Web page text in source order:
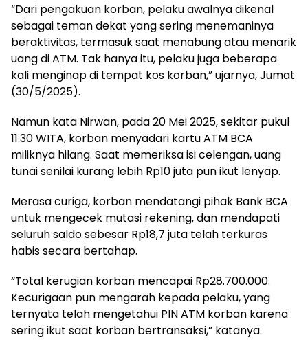
“Dari pengakuan korban, pelaku awalnya dikenal
sebagai teman dekat yang sering menemaninya
beraktivitas, termasuk saat menabung atau menarik
uang di ATM. Tak hanya itu, pelaku juga beberapa
kali menginap di tempat kos korban,” ujarnya, Jumat
(30/5/2025).
Namun kata Nirwan, pada 20 Mei 2025, sekitar pukul
11.30 WITA, korban menyadari kartu ATM BCA
miliknya hilang. Saat memeriksa isi celengan, uang
tunai senilai kurang lebih Rp10 juta pun ikut lenyap.
Merasa curiga, korban mendatangi pihak Bank BCA
untuk mengecek mutasi rekening, dan mendapati
seluruh saldo sebesar Rp18,7 juta telah terkuras
habis secara bertahap.
“Total kerugian korban mencapai Rp28.700.000.
Kecurigaan pun mengarah kepada pelaku, yang
ternyata telah mengetahui PIN ATM korban karena
sering ikut saat korban bertransaksi,” katanya.